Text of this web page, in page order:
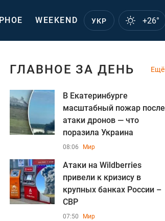
WEEKEND УКР +26°
ГЛАВНОЕ ЗА ДЕНЬ Ещё
В Екатеринбурге
масштабный пожар после
атаки дронов — что
поразила Украина
08:06 Мир
Атаки на Wildberries
привели к кризису в
крупных банках России –
СВР
07:50 Мир